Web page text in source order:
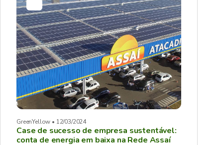
GreenYellow • 12/03/2024
Case de sucesso de empresa sustentável:
conta de energia em baixa na Rede Assaí